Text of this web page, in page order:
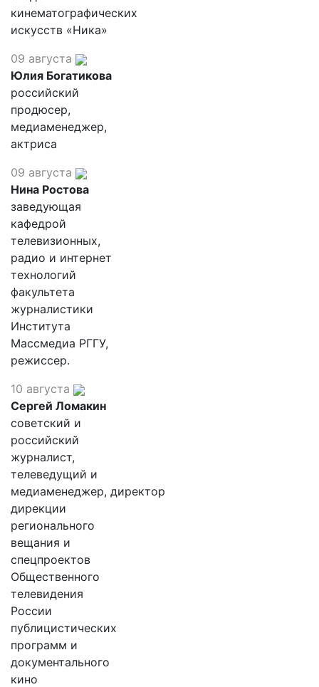
кинематографических
искусств «Ника»
09 августа
Юлия Богатикова
российский
продюсер,
медиаменеджер,
актриса
09 августа
Нина Ростова
заведующая
кафедрой
телевизионных,
радио и интернет
технологий
факультета
журналистики
Института
Массмедиа РГГУ,
режиссер.
10 августа
Сергей Ломакин
советский и
российский
журналист,
телеведущий и
медиаменеджер, директор
дирекции
регионального
вещания и
спецпроектов
Общественного
телевидения
России
публицистических
программ и
документального
кино